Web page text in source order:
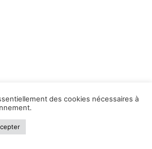
des cookies nécessaires à